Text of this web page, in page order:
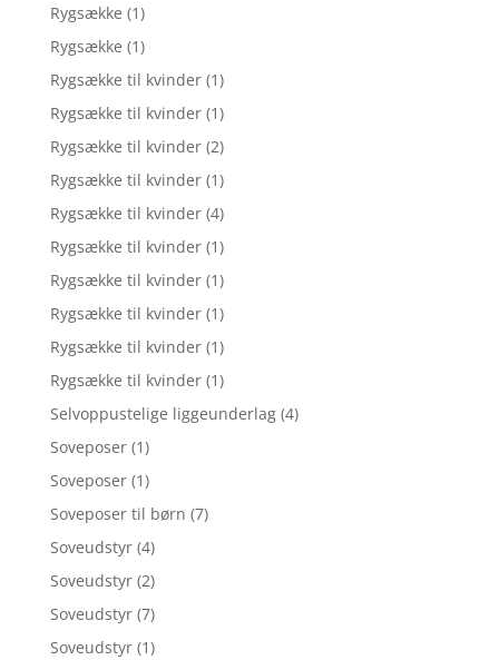
Rygsække (1)
Rygsække (1)
Rygsække til kvinder (1)
Rygsække til kvinder (1)
Rygsække til kvinder (2)
Rygsække til kvinder (1)
Rygsække til kvinder (4)
Rygsække til kvinder (1)
Rygsække til kvinder (1)
Rygsække til kvinder (1)
Rygsække til kvinder (1)
Rygsække til kvinder (1)
Selvoppustelige liggeunderlag (4)
Soveposer (1)
Soveposer (1)
Soveposer til børn (7)
Soveudstyr (4)
Soveudstyr (2)
Soveudstyr (7)
Soveudstyr (1)